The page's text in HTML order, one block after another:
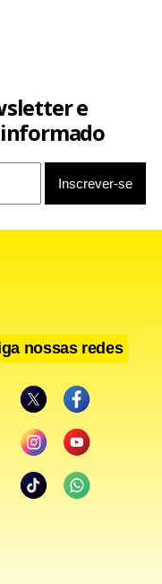
em 7 de maio a
dos Estados
ordem incluindo
e
nossas redes